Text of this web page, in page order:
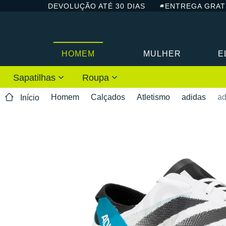
DEVOLUÇÃO ATÉ 30 DIAS ENTREGA
HOMEM MULHER
Sapatilhas Roupa
Início Homem Calçados Atletismo adidas